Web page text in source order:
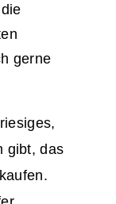
gerne
gibt, das